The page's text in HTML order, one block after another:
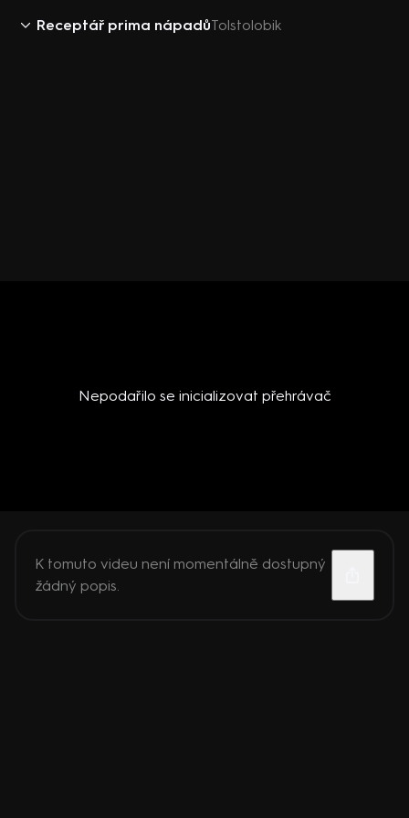
Receptář prima nápadůTolstolobik
Nepodařilo se inicializovat přehrávač
K tomuto videu není momentálně dostupný
žádný popis.